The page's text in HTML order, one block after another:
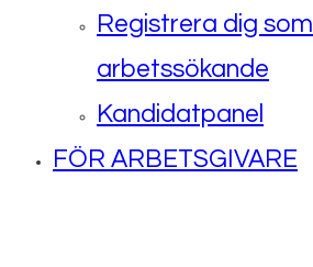
Registrera dig som
arbetssökande
Kandidatpanel
FÖR ARBETSGIVARE